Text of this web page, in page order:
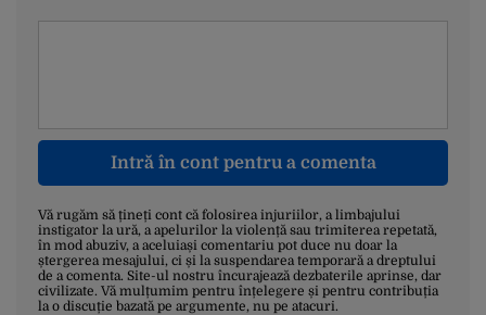
Intră în cont pentru a comenta
Vă rugăm să țineți cont că folosirea injuriilor, a limbajului
instigator la ură, a apelurilor la violență sau trimiterea repetată,
în mod abuziv, a aceluiași comentariu pot duce nu doar la
ștergerea mesajului, ci și la suspendarea temporară a dreptului
de a comenta. Site-ul nostru încurajează dezbaterile aprinse, dar
civilizate. Vă mulțumim pentru înțelegere și pentru contribuția
la o discuție bazată pe argumente, nu pe atacuri.